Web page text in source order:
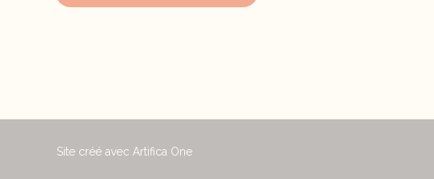
Site créé avec Artifica One